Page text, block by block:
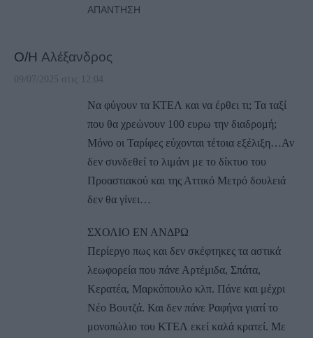
ΑΠΆΝΤΗΣΗ
Ο/Η Αλέξανδρος
09/07/2025 στις 12:04
Να φύγουν τα ΚΤΕΛ και να έρθει τι; Τα ταξί
που θα χρεώνουν 100 ευρω την διαδρομή;
Μόνο οι Ταρίφες εύχονται τέτοια εξέλιξη…Αν
δεν συνδεθεί το λιμάνι με το δίκτυο του
Προαστιακού και της Αττικό Μετρό δουλειά
δεν θα γίνει…
ΣΧΟΛΙΟ ΕΝ ΑΝΔΡΩ
Περίεργο πως και δεν σκέφτηκες τα αστικά
λεωφορεία που πάνε Αρτέμιδα, Σπάτα,
Κερατέα, Μαρκόπουλο κλπ. Πάνε και μέχρι
Νέο Βουτζά. Και δεν πάνε Ραφήνα γιατί το
μονοπώλιο του ΚΤΕΛ εκεί καλά κρατεί. Με